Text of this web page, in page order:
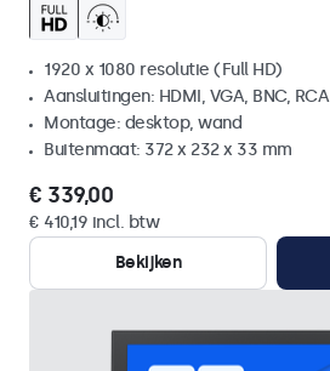
1920 x 1080 resolutie (Full HD)
Aansluitingen: HDMI, VGA, BNC, RCA
Montage: desktop, wand
Buitenmaat: 372 x 232 x 33 mm
€ 339,00
€ 410,19 incl. btw
Bekijken